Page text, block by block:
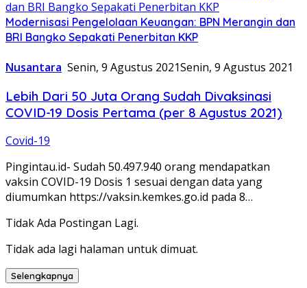
Modernisasi Pengelolaan Keuangan: BPN Merangin dan
BRI Bangko Sepakati Penerbitan KKP
Nusantara Senin, 9 Agustus 2021Senin, 9 Agustus 2021
Lebih Dari 50 Juta Orang Sudah Divaksinasi
COVID-19 Dosis Pertama (per 8 Agustus 2021)
Covid-19
Pingintau.id- Sudah 50.497.940 orang mendapatkan
vaksin COVID-19 Dosis 1 sesuai dengan data yang
diumumkan https://vaksin.kemkes.go.id pada 8…
Tidak Ada Postingan Lagi.
Tidak ada lagi halaman untuk dimuat.
Selengkapnya